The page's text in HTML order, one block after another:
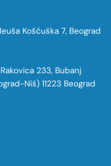
Košćuška 7, Beograd
233, Bubanj
Niš) 11223 Beograd